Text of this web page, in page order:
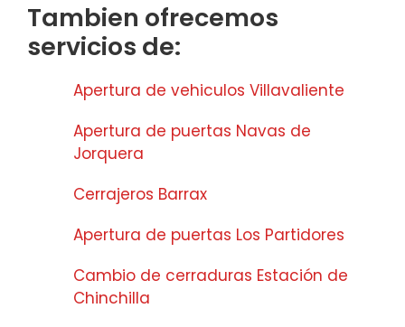
Tambien ofrecemos
servicios de:
Apertura de vehiculos Villavaliente
Apertura de puertas Navas de
Jorquera
Cerrajeros Barrax
Apertura de puertas Los Partidores
Cambio de cerraduras Estación de
Chinchilla